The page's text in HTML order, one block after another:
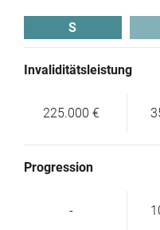
S
Invaliditätsleistung
225.000 €
Progression
-